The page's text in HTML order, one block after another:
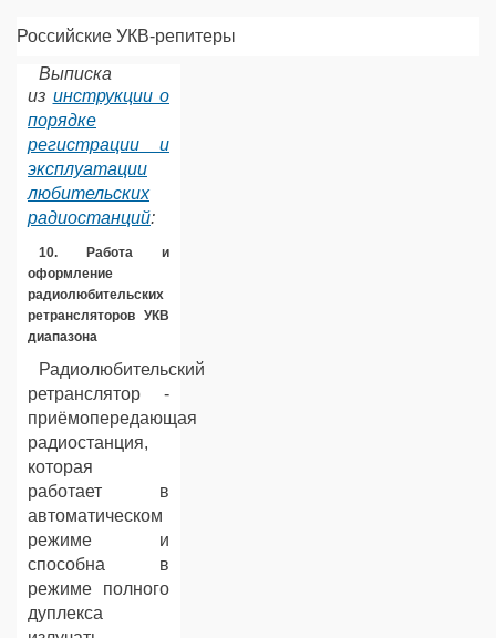
Российские УКВ-репитеры
Выписка
из инструкции о
порядке
регистрации и
эксплуатации
любительских
радиостанций:
10. Работа и
оформление
радиолюбительских
ретрансляторов УКВ
диапазона
Радиолюбительский
ретранслятор -
приёмопередающая
радиостанция,
которая
работает в
автоматическом
режиме и
способна в
режиме полного
дуплекса